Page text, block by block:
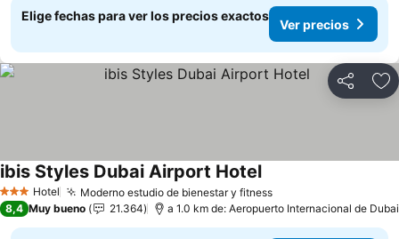
Elige fechas para ver los precios exactos
Ver precios
Compartir
3 Estrellas
Hotel Moderno estudio de bienestar y fitnessVer precios
ibis Styles Dubai Airport HotelVer precios
8,4 Muy bueno 21.364 a 1.0 km de: Aeropuerto Internacional de Dubai